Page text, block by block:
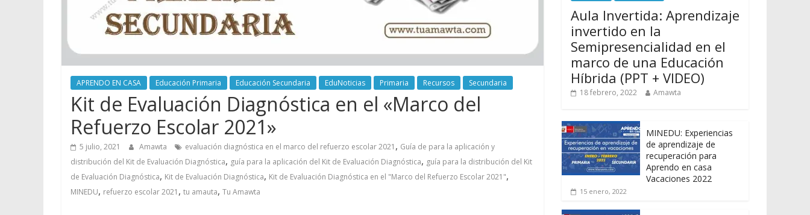
APRENDO EN CASA Educación Primaria Educación Secundaria EduNoticias Primaria Recursos Secundaria
Kit de Evaluación Diagnóstica en el «Marco del
Refuerzo Escolar 2021»
5 julio, 2021 Amawta evaluación diagnóstica en el marco del refuerzo escolar 2021 , Guía de para la aplicación y
distribución del Kit de Evaluación Diagnóstica, guía para la aplicación del Kit de Evaluación Diagnóstica, guía para la distribución del Kit
de Evaluación Diagnóstica, Kit de Evaluación Diagnóstica, Kit de Evaluación Diagnóstica en el "Marco del Refuerzo Escolar 2021",
MINEDU, refuerzo escolar 2021 , tu amauta, Tu Amawta
Aula Invertida: Aprendizaje
invertido en la
Semipresencialidad en el
marco de una Educación
Híbrida (PPT + VIDEO)
18 febrero, 2022 Amawta
MINEDU: Experiencias
de aprendizaje de
recuperación para
Aprendo en casa
Vacaciones 2022
15 enero, 2022